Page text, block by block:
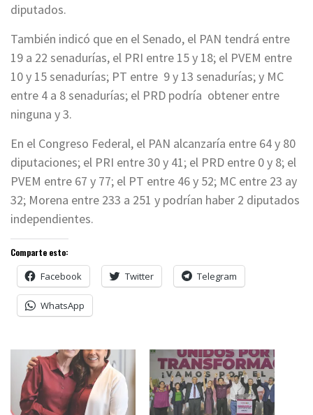
diputados.
También indicó que en el Senado, el PAN tendrá entre
19 a 22 senadurías, el PRI entre 15 y 18; el PVEM entre
10 y 15 senadurías; PT entre 9 y 13 senadurías; y MC
entre 4 a 8 senadurías; el PRD podría obtener entre
ninguna y 3.
En el Congreso Federal, el PAN alcanzaría entre 64 y 80
diputaciones; el PRI entre 30 y 41; el PRD entre 0 y 8; el
PVEM entre 67 y 77; el PT entre 46 y 52; MC entre 23 ay
32; Morena entre 233 a 251 y podrían haber 2 diputados
independientes.
Comparte esto:
Facebook Twitter Telegram
WhatsApp